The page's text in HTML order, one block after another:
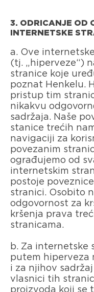
3. ODRICANJE OD
INTERNETSKE
a. Ove
(tj. „hiperveze“)
stranice koje
poznat Henkelu.
pristup tim
nikakvu
sadržaja. Naše
stanice trećih
navigaciji za
povezanim
ograđujemo od
internetskim
postoje
stranici. Osobito
odgovornost za
kršenja prava
stranicama.
b. Za internetske
putem hiperveza
i za njihov
vlasnici tih
proizvoda koji se